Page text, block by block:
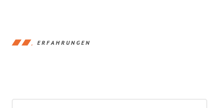
ERFAHRUNGEN